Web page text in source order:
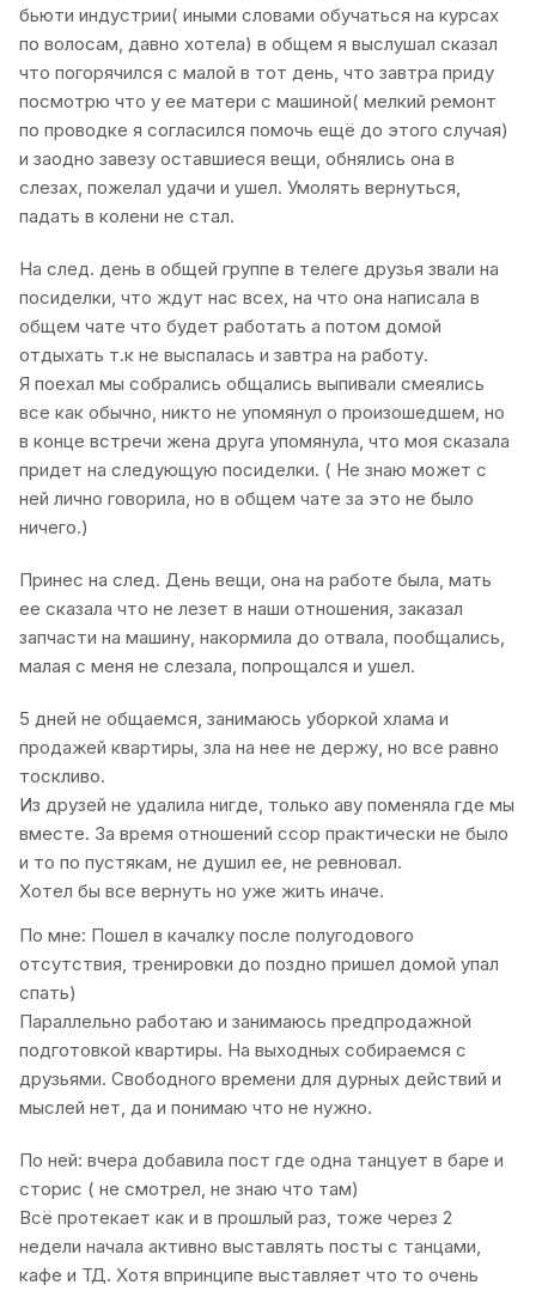
бьюти индустрии( иными словами обучаться на курсах
по волосам, давно хотела) в общем я выслушал сказал
что погорячился с малой в тот день, что завтра приду
посмотрю что у ее матери с машиной( мелкий ремонт
по проводке я согласился помочь ещё до этого случая)
и заодно завезу оставшиеся вещи, обнялись она в
слезах, пожелал удачи и ушел. Умолять вернуться,
падать в колени не стал.
На след. день в общей группе в телеге друзья звали на
посиделки, что ждут нас всех, на что она написала в
общем чате что будет работать а потом домой
отдыхать т.к не выспалась и завтра на работу.
Я поехал мы собрались общались выпивали смеялись
все как обычно, никто не упомянул о произошедшем, но
в конце встречи жена друга упомянула, что моя сказала
придет на следующую посиделки. ( Не знаю может с
ней лично говорила, но в общем чате за это не было
ничего.)
Принес на след. День вещи, она на работе была, мать
ее сказала что не лезет в наши отношения, заказал
запчасти на машину, накормила до отвала, пообщались,
малая с меня не слезала, попрощался и ушел.
5 дней не общаемся, занимаюсь уборкой хлама и
продажей квартиры, зла на нее не держу, но все равно
тоскливо.
Из друзей не удалила нигде, только аву поменяла где мы
вместе. За время отношений ссор практически не было
и то по пустякам, не душил ее, не ревновал.
Хотел бы все вернуть но уже жить иначе.
По мне: Пошел в качалку после полугодового
отсутствия, тренировки до поздно пришел домой упал
спать)
Параллельно работаю и занимаюсь предпродажной
подготовкой квартиры. На выходных собираемся с
друзьями. Свободного времени для дурных действий и
мыслей нет, да и понимаю что не нужно.
По ней: вчера добавила пост где одна танцует в баре и
сторис ( не смотрел, не знаю что там)
Всё протекает как и в прошлый раз, тоже через 2
недели начала активно выставлять посты с танцами,
кафе и ТД. Хотя впринципе выставляет что то очень